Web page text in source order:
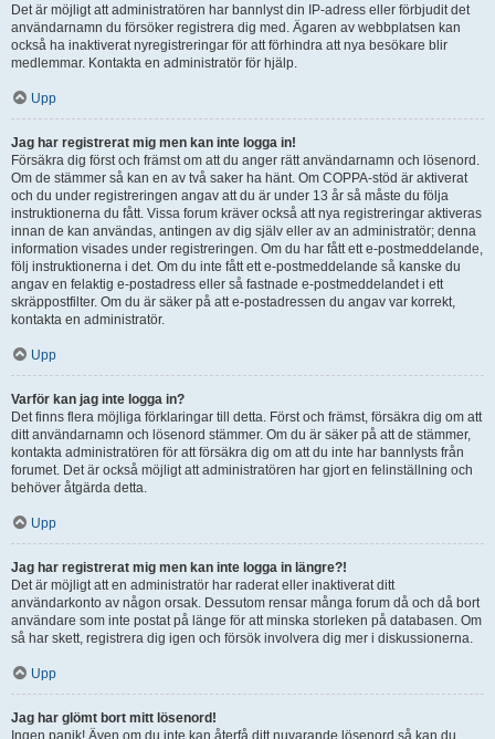
Det är möjligt att administratören har bannlyst din IP-adress eller förbjudit det
användarnamn du försöker registrera dig med. Ägaren av webbplatsen kan
också ha inaktiverat nyregistreringar för att förhindra att nya besökare blir
medlemmar. Kontakta en administratör för hjälp.
Upp
Jag har registrerat mig men kan inte logga in!
Försäkra dig först och främst om att du anger rätt användarnamn och lösenord.
Om de stämmer så kan en av två saker ha hänt. Om COPPA-stöd är aktiverat
och du under registreringen angav att du är under 13 år så måste du följa
instruktionerna du fått. Vissa forum kräver också att nya registreringar aktiveras
innan de kan användas, antingen av dig själv eller av an administratör; denna
information visades under registreringen. Om du har fått ett e-postmeddelande,
följ instruktionerna i det. Om du inte fått ett e-postmeddelande så kanske du
angav en felaktig e-postadress eller så fastnade e-postmeddelandet i ett
skräppostfilter. Om du är säker på att e-postadressen du angav var korrekt,
kontakta en administratör.
Upp
Varför kan jag inte logga in?
Det finns flera möjliga förklaringar till detta. Först och främst, försäkra dig om att
ditt användarnamn och lösenord stämmer. Om du är säker på att de stämmer,
kontakta administratören för att försäkra dig om att du inte har bannlysts från
forumet. Det är också möjligt att administratören har gjort en felinställning och
behöver åtgärda detta.
Upp
Jag har registrerat mig men kan inte logga in längre?!
Det är möjligt att en administratör har raderat eller inaktiverat ditt
användarkonto av någon orsak. Dessutom rensar många forum då och då bort
användare som inte postat på länge för att minska storleken på databasen. Om
så har skett, registrera dig igen och försök involvera dig mer i diskussionerna.
Upp
Jag har glömt bort mitt lösenord!
Ingen panik! Även om du inte kan återfå ditt nuvarande lösenord så kan du